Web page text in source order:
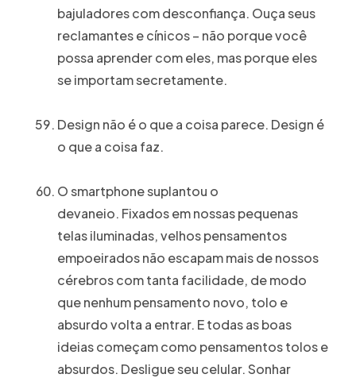
bajuladores com desconfiança. Ouça seus
reclamantes e cínicos – não porque você
possa aprender com eles, mas porque eles
se importam secretamente.
Design não é o que a coisa parece. Design é
o que a coisa faz.
O smartphone suplantou o
devaneio. Fixados em nossas pequenas
telas iluminadas, velhos pensamentos
empoeirados não escapam mais de nossos
cérebros com tanta facilidade, de modo
que nenhum pensamento novo, tolo e
absurdo volta a entrar. E todas as boas
ideias começam como pensamentos tolos e
absurdos. Desligue seu celular. Sonhar